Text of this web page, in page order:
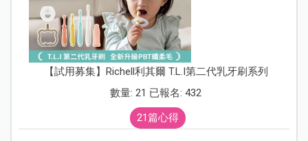
【試用募集】Richell利其爾 T.L.I第二代乳牙刷系列
數量: 21 已報名: 432
21篇心得